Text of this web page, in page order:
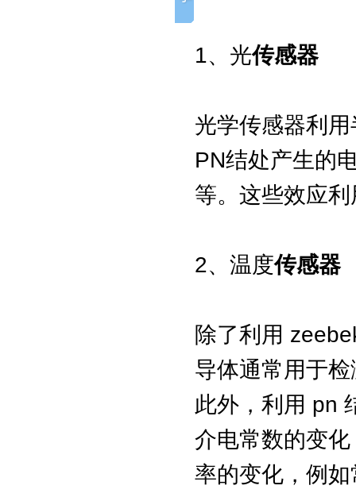
1、光传感器
光学传感器利
PN结处产生的
等。这些效应
2、温度传感器
除了利用
导体通常用于
此外，利用 pn
介电常数的变
率的变化，例